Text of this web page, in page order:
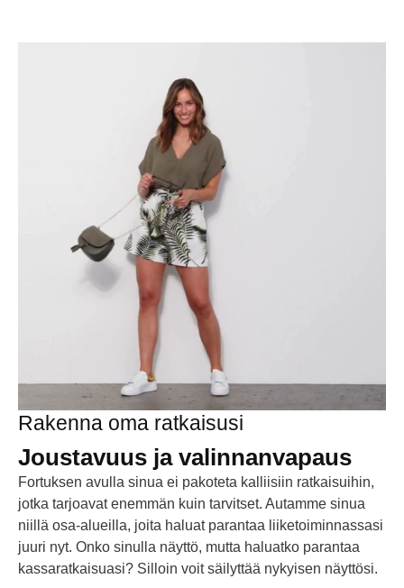
Rakenna oma ratkaisusi
Joustavuus ja valinnanvapaus
Fortuksen avulla sinua ei pakoteta kalliisiin ratkaisuihin,
jotka tarjoavat enemmän kuin tarvitset. Autamme sinua
niillä osa-alueilla, joita haluat parantaa liiketoiminnassasi
juuri nyt. Onko sinulla näyttö, mutta haluatko parantaa
kassaratkaisuasi? Silloin voit säilyttää nykyisen näyttösi.